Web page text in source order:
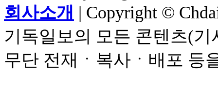
회사소개 | Copyright ©
기독일보의 모든 콘텐츠(
무단 전재ㆍ복사ㆍ배포 등